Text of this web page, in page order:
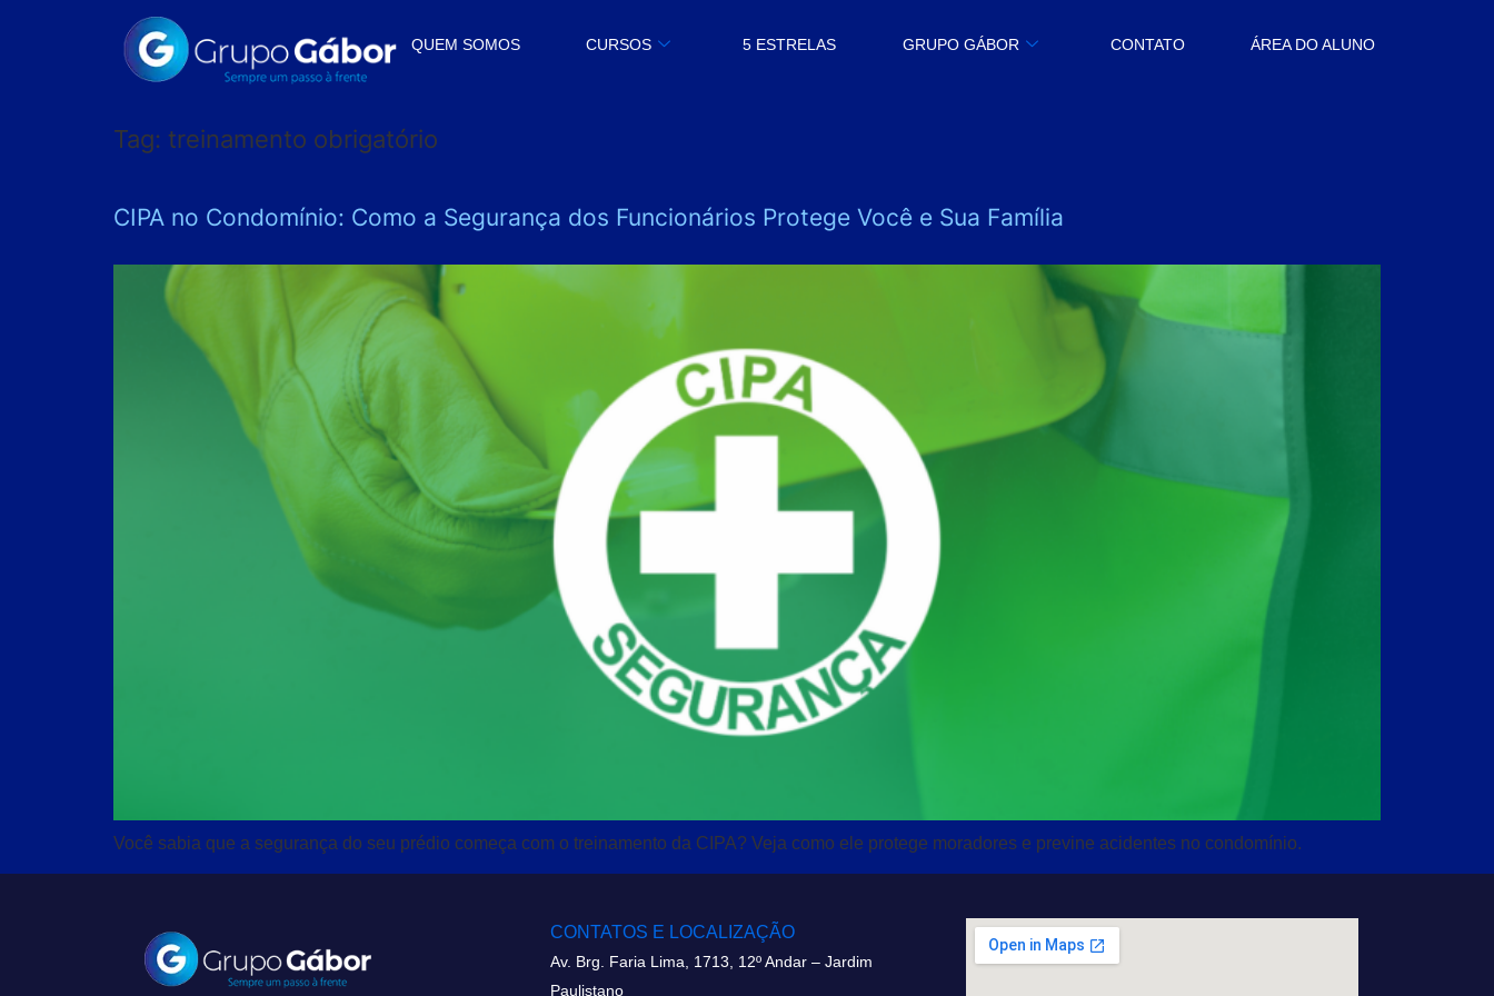
QUEM SOMOS CURSOS 5 ESTRELAS GRUPO GÁBOR CONTATO ÁREA DO ALUNO
Tag: treinamento obrigatório
CIPA no Condomínio: Como a Segurança dos Funcionários Protege Você e Sua Família
Você sabia que a segurança do seu prédio começa com o treinamento da CIPA? Veja como ele protege moradores e previne acidentes no condomínio.
CONTATOS E LOCALIZAÇÃO
Av. Brg. Faria Lima, 1713, 12º Andar – Jardim
Paulistano